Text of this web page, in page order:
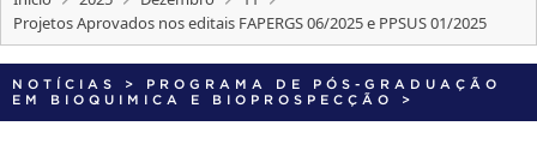
Projetos Aprovados nos editais FAPERGS 06/2025 e PPSUS 01/2025
NOTÍCIAS > PROGRAMA DE PÓS-GRADUAÇÃO
EM BIOQUIMICA E BIOPROSPECÇÃO
>